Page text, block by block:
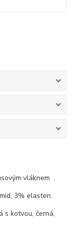
vláknem .
3% elasten.
s kotvou, černá,